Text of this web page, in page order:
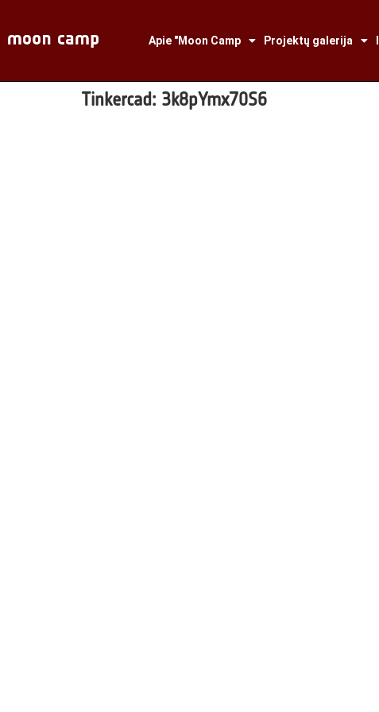
Apie "Moon Camp Projektų galerija
Tinkercad: 3k8pYmx70S6